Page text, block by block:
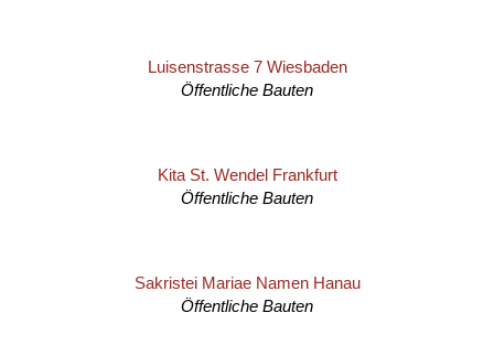
Luisenstrasse 7 Wiesbaden
Öffentliche Bauten
Kita St. Wendel Frankfurt
Öffentliche Bauten
Sakristei Mariae Namen Hanau
Öffentliche Bauten